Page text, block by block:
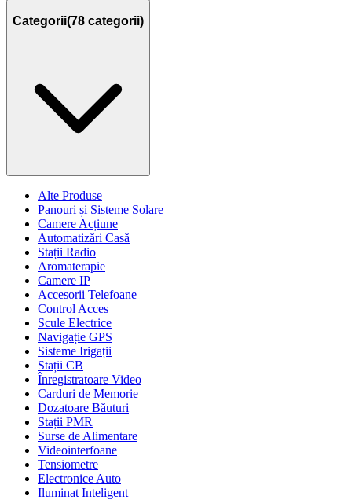
Categorii(78 categorii)
Alte Produse
Panouri și Sisteme Solare
Camere Acțiune
Automatizări Casă
Stații Radio
Aromaterapie
Camere IP
Accesorii Telefoane
Control Acces
Scule Electrice
Navigație GPS
Sisteme Irigații
Stații CB
Înregistratoare Video
Carduri de Memorie
Dozatoare Băuturi
Stații PMR
Surse de Alimentare
Videointerfoane
Tensiometre
Electronice Auto
Iluminat Inteligent